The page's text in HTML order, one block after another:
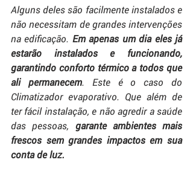
Alguns deles são facilmente instalados e
não necessitam de grandes intervenções
na edificação. Em apenas um dia eles já
estarão instalados e funcionando,
garantindo conforto térmico a todos que
ali permanecem. Este é o caso do
Climatizador evaporativo. Que além de
ter fácil instalação, e não agredir a saúde
das pessoas, garante ambientes mais
frescos sem grandes impactos em sua
conta de luz.